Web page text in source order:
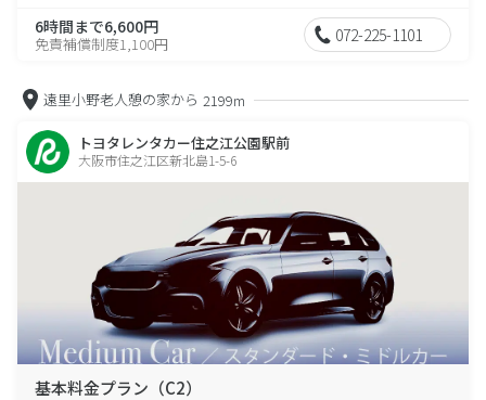
6時間まで6,600円
免責補償制度1,100円 072-225-1101
遠里小野老人憩の家から 2199m
トヨタレンタカー住之江公園駅前
大阪市住之江区新北島1-5-6
基本料金プラン（C2）